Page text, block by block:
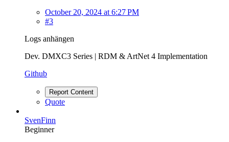
October 20, 2024 at 6:27 PM
#3
Logs anhängen
Dev. DMXC3 Series | RDM & ArtNet 4 Implementation
Github
Report Content
Quote
SvenFinn
Beginner